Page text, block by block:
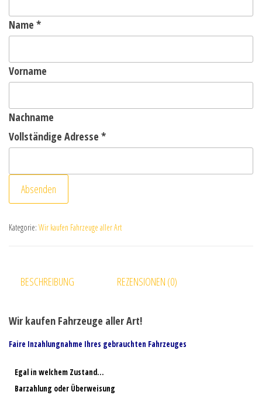
Name *
Vorname
Nachname
Vollständige Adresse *
Absenden
Kategorie: Wir kaufen Fahrzeuge aller Art
BESCHREIBUNG REZENSIONEN (0)
Wir kaufen Fahrzeuge aller Art!
Faire Inzahlungnahme Ihres gebrauchten Fahrzeuges
Egal in welchem Zustand…
Barzahlung oder Überweisung